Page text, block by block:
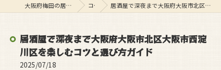
大阪府梅田の居酒屋ならスタンド ぱと コラム 居酒屋で深夜まで大阪府大阪市北区大阪市西淀川区を楽しむコツと選び方ガイド
居酒屋で深夜まで大阪府大阪市北区大阪市西淀
川区を楽しむコツと選び方ガイド
2025/07/18